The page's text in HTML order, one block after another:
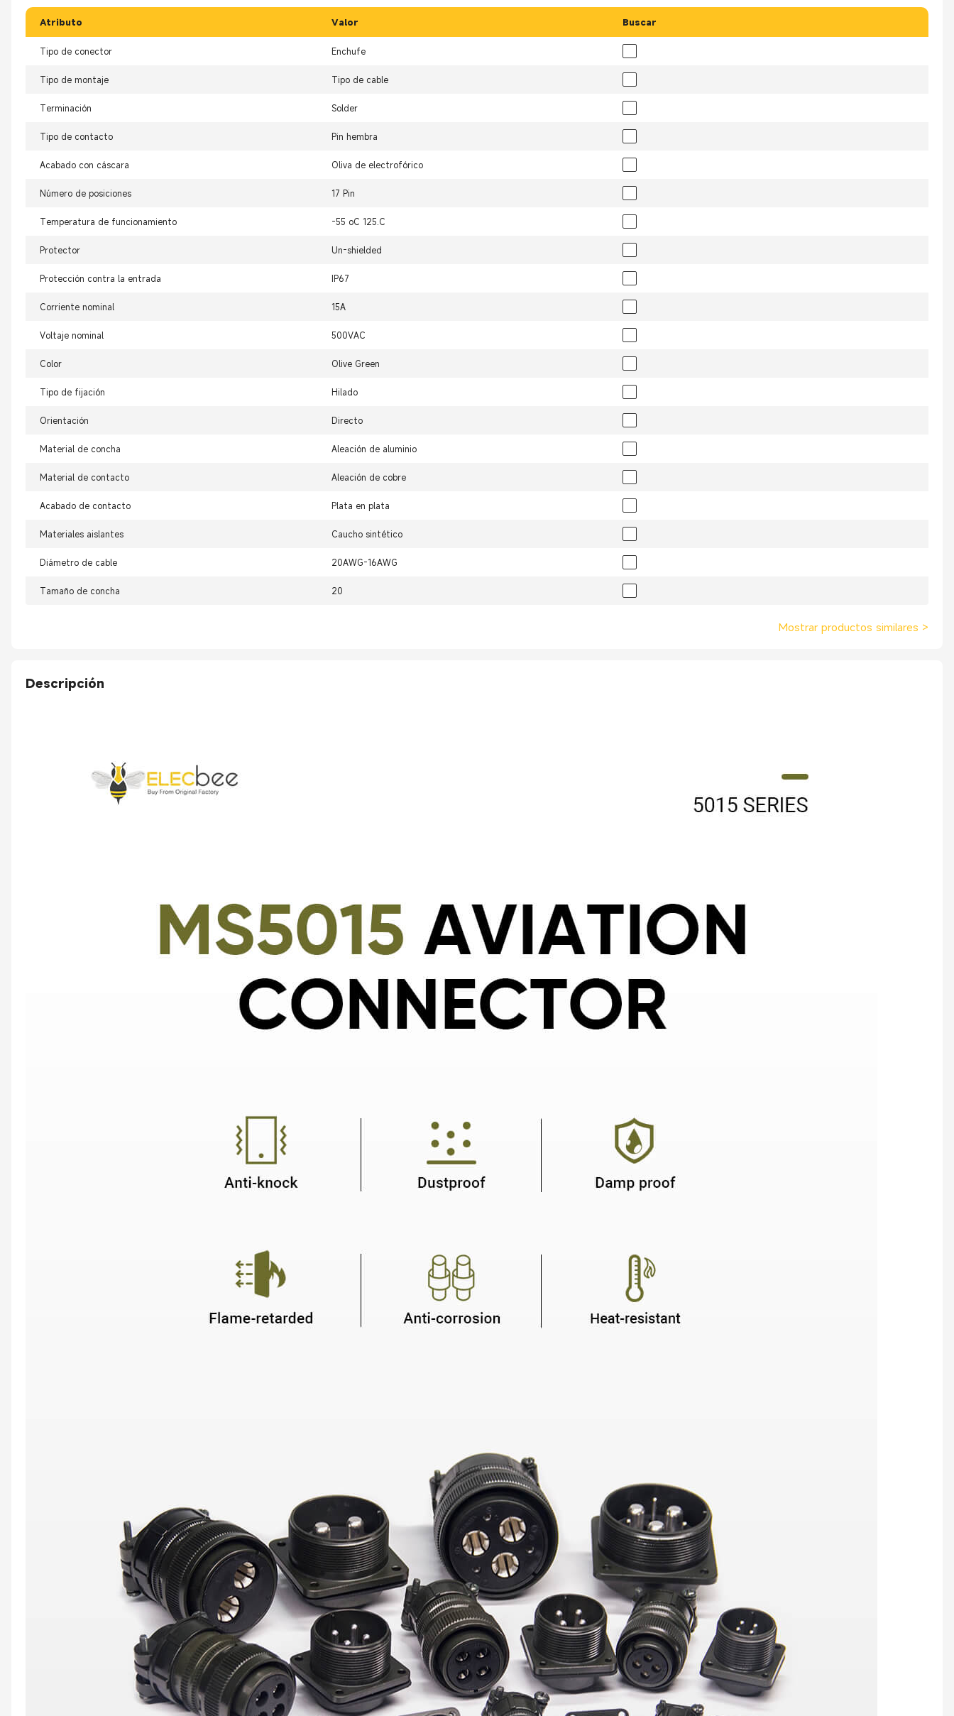
Atributo Valor Buscar
Tipo de conector Enchufe
Tipo de montaje Tipo de cable
Terminación Solder
Tipo de contacto Pin hembra
Acabado con cáscara Oliva de electrofórico
Número de posiciones 17 Pin
Temperatura de funcionamiento -55 oC 125.C
Protector Un-shielded
Protección contra la entrada IP67
Corriente nominal 15A
Voltaje nominal 500VAC
Color Olive Green
Tipo de fijación Hilado
Orientación Directo
Material de concha Aleación de aluminio
Material de contacto Aleación de cobre
Acabado de contacto Plata en plata
Materiales aislantes Caucho sintético
Diámetro de cable 20AWG-16AWG
Tamaño de concha 20
Mostrar productos similares >
Descripción